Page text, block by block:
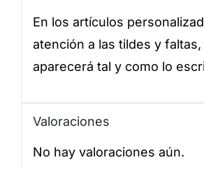
En los artículos
atención a las tildes y
aparecerá tal y como lo
Valoraciones
No hay valoraciones aún.